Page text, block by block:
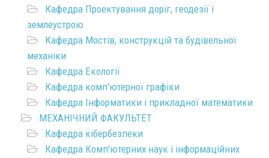
Кафедра Проектування доріг, геодезії і
землеустрою
Кафедра Мостів, конструкцій та будівельної
механіки
Кафедра Екології
Кафедра комп'ютерної графіки
Кафедра Інформатики і прикладної математики
МЕХАНІЧНИЙ ФАКУЛЬТЕТ
Кафедра кібербезпеки
Кафедра Комп'ютерних наук і інформаційних